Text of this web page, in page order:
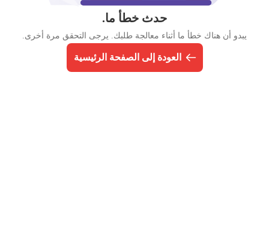
حدث خطأ ما.
يبدو أن هناك خطأ ما أثناء معالجة طلبك. يرجى التحقق مرة أخرى.
العودة إلى الصفحة الرئيسية